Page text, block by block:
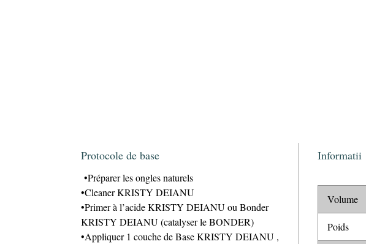
Protocole de base
•Préparer les ongles naturels
•Cleaner KRISTY DEIANU
•Primer à l’acide KRISTY DEIANU ou Bonder
KRISTY DEIANU (catalyser le BONDER)
•Appliquer 1 couche de Base KRISTY DEIANU ,
Informatii
Volume
Poids